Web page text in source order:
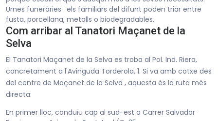
Urnes funeràries : els familiars del difunt poden triar entre
fusta, porcellana, metalls o biodegradables.
Com arribar al Tanatori Maçanet de la
Selva
El Tanatori Maçanet de la Selva es troba al Pol. Ind. Riera,
concretament a l'Avinguda Torderola, 1. Si va amb cotxe des
del centre de Maçanet de la Selva , aquesta és la ruta més
directa:
En primer lloc, conduïu cap al sud-est a Carrer Salvador